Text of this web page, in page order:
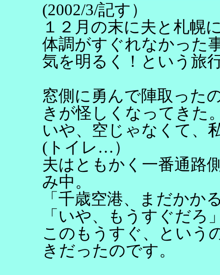
(2002/3/記す）
１２月の末に夫と札幌
体調がすぐれなかった
気を明るく！という旅
窓側に勇んで陣取った
きが怪しくなってきた
いや、空じゃなくて、
(トイレ…）
夫はともかく一番通路
み中。
「千歳空港、まだかか
「いや、もうすぐだろ
このもうすぐ、という
きだったのです。